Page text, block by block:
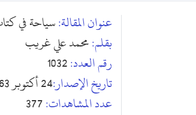
عنوان المقالة:سياحة في
بقلم:محمد علي غريب
رقم العدد:1032
تاريخ الإصدار:24 أكتوبر 1963
عدد المشاهدات:377